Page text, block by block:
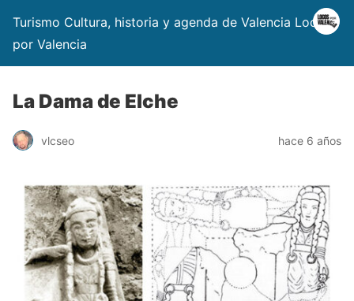
Turismo Cultura, historia y agenda de Valencia Locos
por Valencia
La Dama de Elche
vlcseo hace 6 años